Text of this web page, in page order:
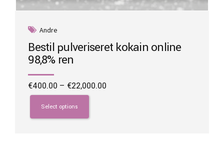
Andre
Bestil pulveriseret kokain online
98,8% ren
€400.00 – €22,000.00
Select options
This
product
has